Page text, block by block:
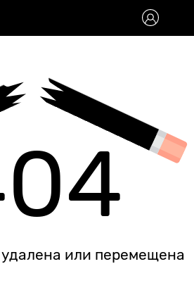
или перемещена